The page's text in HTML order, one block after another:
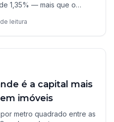
1,35% — mais que o
leitura
é a capital mais
imóveis
metro quadrado entre as